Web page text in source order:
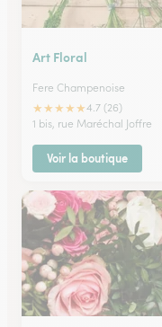
Art Floral
Fere Champenoise
★★★★★4.7 (26)
1 bis, rue Maréchal Joffre
Voir la boutique